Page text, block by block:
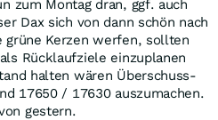
zum Montag dran, ggf. auch
Dax sich von dann schön nach
grüne Kerzen werfen, sollten
Rücklaufziele einzuplanen
halten wären Überschuss-
17650 / 17630 auszumachen.
gestern.